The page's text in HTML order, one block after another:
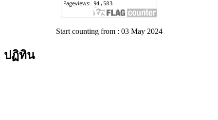
Start counting from : 03 May 2024
ปฏิทิน